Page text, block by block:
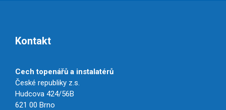
Kontakt
Cech topenářů a instalatérů
České republiky z.s.
Hudcova 424/56B
621 00 Brno